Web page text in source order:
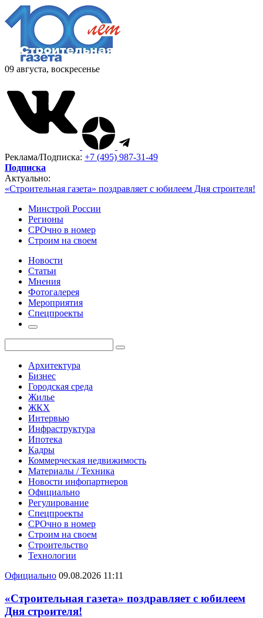
09 августа, воскресенье
Реклама/Подписка: +7 (495) 987-31-49
Подписка
Актуально:
«Строительная газета» поздравляет с юбилеем Дня строителя!
Минстрой России
Регионы
СРОчно в номер
Строим на своем
Новости
Статьи
Мнения
Фотогалерея
Мероприятия
Спецпроекты
Архитектура
Бизнес
Городская среда
Жилье
ЖКХ
Интервью
Инфраструктура
Ипотека
Кадры
Коммерческая недвижимость
Материалы / Техника
Новости инфопартнеров
Официально
Регулирование
Спецпроекты
СРОчно в номер
Строим на своем
Строительство
Технологии
Официально 09.08.2026 11:11
«Строительная газета» поздравляет с юбилеем
Дня строителя!